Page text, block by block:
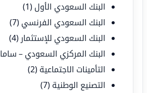
البنك السعودي الأول (1)
البنك السعودي الفرنسي (7)
البنك السعودي للإستثمار (4)
البنك المركزي السعودي – ساما
التأمينات الاجتماعية (2)
التصنيع الوطنية (7)